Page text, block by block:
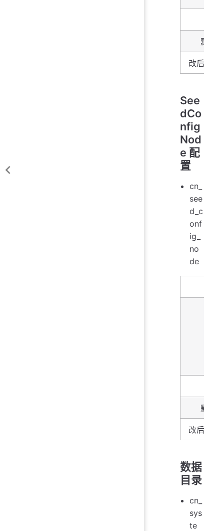
默认值
改后生效
See
dCo
nfig
Nod
e 配
置
cn_
see
d_c
onf
ig_
no
de
默认值
改后生效
数据
目录
cn_
sys
te